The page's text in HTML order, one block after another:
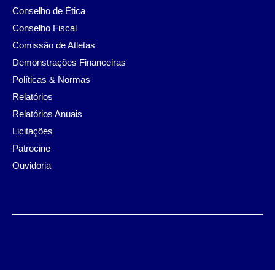
Conselho de Ética
Conselho Fiscal
Comissão de Atletas
Demonstrações Financeiras
Políticas & Normas
Relatórios
Relatórios Anuais
Licitações
Patrocine
Ouvidoria